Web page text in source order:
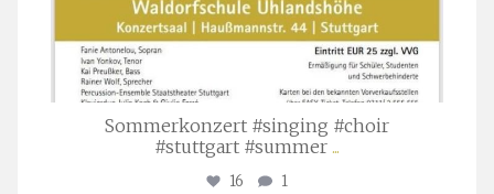
Sommerkonzert #singing #choir
#stuttgart #summer ...
16 1